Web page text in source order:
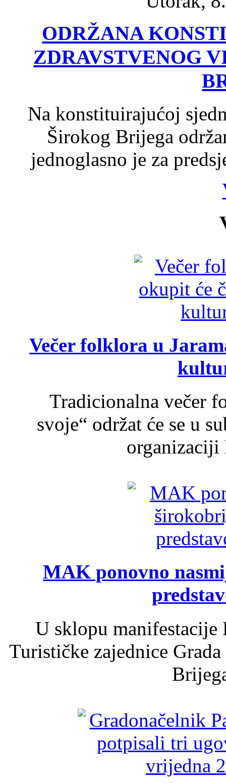
ODRŽANA
ZDRAVSTVENOG
Na konstituirajućoj
Širokog Brijega
jednoglasno je za
Večer folklora u
Tradicionalna večer
svoje“ održat će se u
organizaciji
MAK ponovno
U sklopu
Turističke zajednice